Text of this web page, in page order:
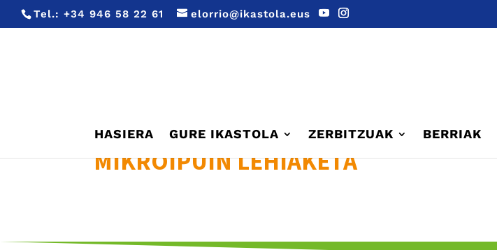
Tel.: +34 946 58 22 61 elorrio@ikastola.eus
HASIERA GURE IKASTOLA ZERBITZUAK BERRIAK
MIKROIPUIN LEHIAKETA